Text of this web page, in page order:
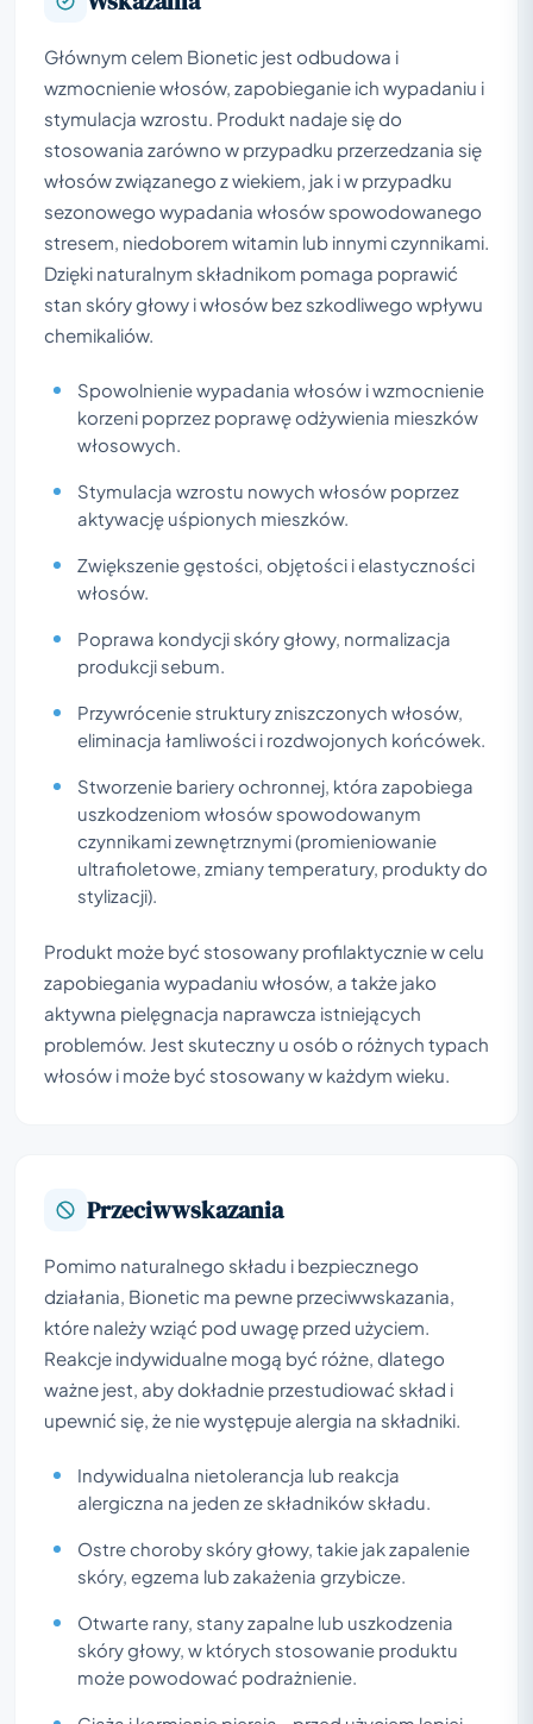
Głównym celem Bionetic jest odbudowa i
wzmocnienie włosów, zapobieganie ich wypadaniu i
stymulacja wzrostu. Produkt nadaje się do
stosowania zarówno w przypadku przerzedzania się
włosów związanego z wiekiem, jak i w przypadku
sezonowego wypadania włosów spowodowanego
stresem, niedoborem witamin lub innymi czynnikami.
Dzięki naturalnym składnikom pomaga poprawić
stan skóry głowy i włosów bez szkodliwego wpływu
chemikaliów.
Spowolnienie wypadania włosów i wzmocnienie
korzeni poprzez poprawę odżywienia mieszków
włosowych.
Stymulacja wzrostu nowych włosów poprzez
aktywację uśpionych mieszków.
Zwiększenie gęstości, objętości i elastyczności
włosów.
Poprawa kondycji skóry głowy, normalizacja
produkcji sebum.
Przywrócenie struktury zniszczonych włosów,
eliminacja łamliwości i rozdwojonych końcówek.
Stworzenie bariery ochronnej, która zapobiega
uszkodzeniom włosów spowodowanym
czynnikami zewnętrznymi (promieniowanie
ultrafioletowe, zmiany temperatury, produkty do
stylizacji).
Produkt może być stosowany profilaktycznie w celu
zapobiegania wypadaniu włosów, a także jako
aktywna pielęgnacja naprawcza istniejących
problemów. Jest skuteczny u osób o różnych typach
włosów i może być stosowany w każdym wieku.
Przeciwwskazania
Pomimo naturalnego składu i bezpiecznego
działania, Bionetic ma pewne przeciwwskazania,
które należy wziąć pod uwagę przed użyciem.
Reakcje indywidualne mogą być różne, dlatego
ważne jest, aby dokładnie przestudiować skład i
upewnić się, że nie występuje alergia na składniki.
Indywidualna nietolerancja lub reakcja
alergiczna na jeden ze składników składu.
Ostre choroby skóry głowy, takie jak zapalenie
skóry, egzema lub zakażenia grzybicze.
Otwarte rany, stany zapalne lub uszkodzenia
skóry głowy, w których stosowanie produktu
może powodować podrażnienie.